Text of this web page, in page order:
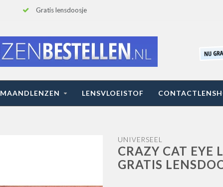
Gratis lensdoosje
MAANDLENZEN LENSVLOEISTOF
UNIVERSEEL
CRAZY CAT EYE
GRATIS